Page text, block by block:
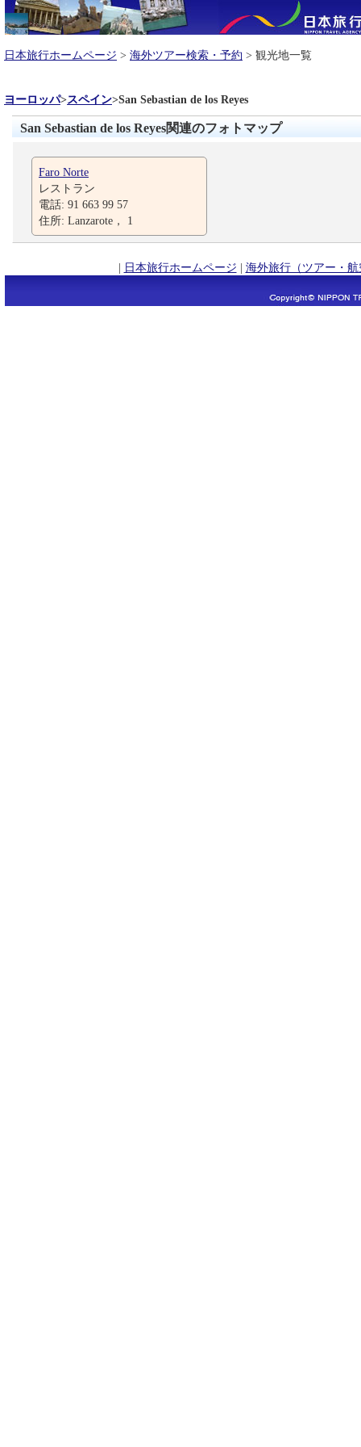
日本旅行ホームページ > 海外ツアー検索・予約 > 観光地一覧
ヨーロッパ>スペイン>San Sebastian de los Reyes
San Sebastian de los Reyes関連のフォトマップ
Faro Norte
レストラン
電話: 91 663 99 57
住所: Lanzarote， 1
| 日本旅行ホームページ | 海外旅行（ツアー・航